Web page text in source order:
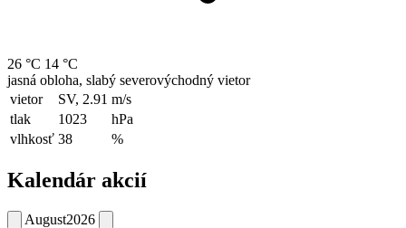
26 °C 14 °C
jasná obloha, slabý severovýchodný vietor
vietor
SV, 2.91 m/s
tlak
1023
hPa
vlhkosť 38 %
Kalendár akcií
August2026